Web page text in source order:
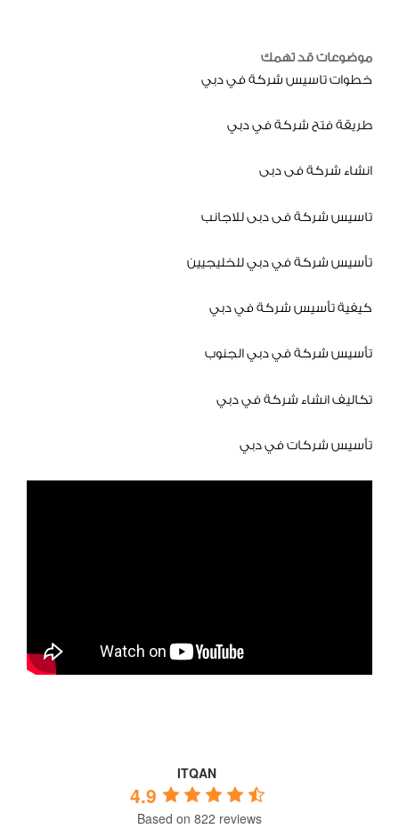
موضوعات قد تهمك
خطوات تاسيس شركة في دبي
طريقة فتح شركة في دبي
انشاء شركة فى دبى
تاسيس شركة فى دبى للاجانب
تأسيس شركة في دبي للخليجيين
كيفية تأسيس شركة في دبي
تأسيس شركة في دبي الجنوب
تكاليف انشاء شركة في دبي
تأسيس شركات في دبي
ITQAN
4.9
Based on 822 reviews